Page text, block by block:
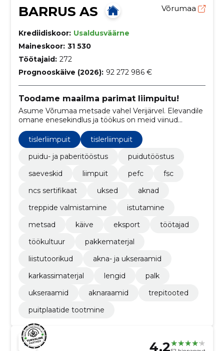
BARRUS AS Võrumaa
Krediidiskoor: Usaldusväärne
Maineskoor: 31 530
Töötajaid: 272
Prognooskäive (2026): 92 272 986 €
Toodame maailma parimat liimpuitu!
Asume Võrumaa metsade vahel Verijärvel. Elevandile
omane enesekindlus ja töökus on meid viinud
liimpuitkomponentide valdkonna turuliidriks terves
Euroopas.
tislerliimpuit
tislerliimpuit
puidu- ja paberitööstus
puidutööstus
saeveskid
liimpuit pefc
fsc
ncs sertifikaat
uksed
aknad
treppide valmistamine
istutamine
metsad
käive eksport
töötajad
töökultuur
pakkematerjal
liistutoorikud
akna- ja ukseraamid
karkassimaterjal
lengid
palk
ukseraamid
aknaraamid
trepitooted
puitplaatide tootmine
4.2